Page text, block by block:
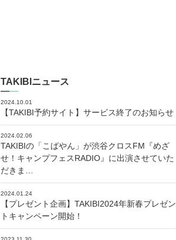
TAKIBIニュース
2024.10.01
【TAKIBI予約サイト】サービス終了のお知らせ
2024.02.06
TAKIBIの「こばやん」が渋谷クロスFM『めざ
せ！キャンプフェスRADIO』に出演させていた
だきま…
2024.01.24
【プレゼント企画】TAKIBI2024年新春プレゼン
トキャンペーン開始！